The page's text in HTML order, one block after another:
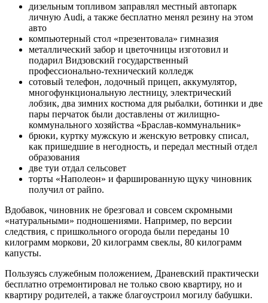
дизельным топливом заправлял местный автопарк
личную Audi, а также бесплатно менял резину на этом
авто
компьютерный стол «презентовала» гимназия
металлический забор и цветочницы изготовил и
подарил Видзовский государственный
профессионально-технический колледж
сотовый телефон, лодочный прицеп, аккумулятор,
многофункциональную лестницу, электрический
лобзик, два зимних костюма для рыбалки, ботинки и две
пары перчаток были доставлены от жилищно-
коммунального хозяйства «Браслав-коммунальник»
брюки, куртку мужскую и женскую ветровку списал,
как пришедшие в негодность, и передал местный отдел
образования
две туи отдал сельсовет
торты «Наполеон» и фаршированную щуку чиновник
получил от райпо.
Вдобавок, чиновник не брезговал и совсем скромными
«натуральными» подно­шениями. Например, по версии
следствия, с пришкольного огорода были переданы 10
килограмм моркови, 20 килограмм свеклы, 80 килограмм
капусты.
Пользуясь служебным положением, Драневский практически
бесплатно отремонтировал не только свою квартиру, но и
квартиру родителей, а также благоустроил могилу бабушки.